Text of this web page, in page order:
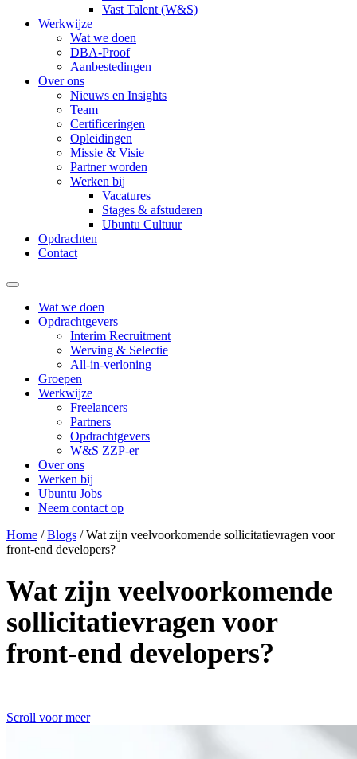
Vast Talent (W&S)
Werkwijze
Wat we doen
DBA-Proof
Aanbestedingen
Over ons
Nieuws en Insights
Team
Certificeringen
Opleidingen
Missie & Visie
Partner worden
Werken bij
Vacatures
Stages & afstuderen
Ubuntu Cultuur
Opdrachten
Contact
Wat we doen
Opdrachtgevers
Interim Recruitment
Werving & Selectie
All-in-verloning
Groepen
Werkwijze
Freelancers
Partners
Opdrachtgevers
W&S ZZP-er
Over ons
Werken bij
Ubuntu Jobs
Neem contact op
Home /Blogs /Wat zijn veelvoorkomende sollicitatievragen voor
front-end developers?
Wat zijn veelvoorkomende
sollicitatievragen voor
front-end developers?
Scroll voor meer